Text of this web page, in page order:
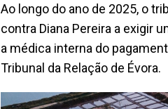
Ao longo do ano de 2025, o
contra Diana Pereira a exigir
a médica interna do
Tribunal da Relação de Évora.